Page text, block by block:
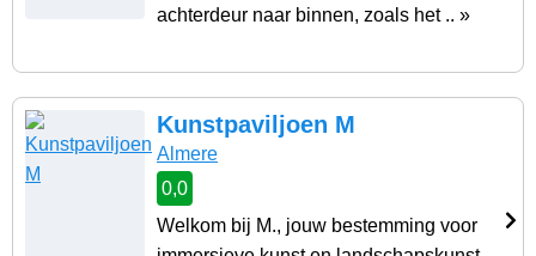
achterdeur naar binnen, zoals het .. »
Kunstpaviljoen M
Almere
0,0
Welkom bij M., jouw bestemming voor